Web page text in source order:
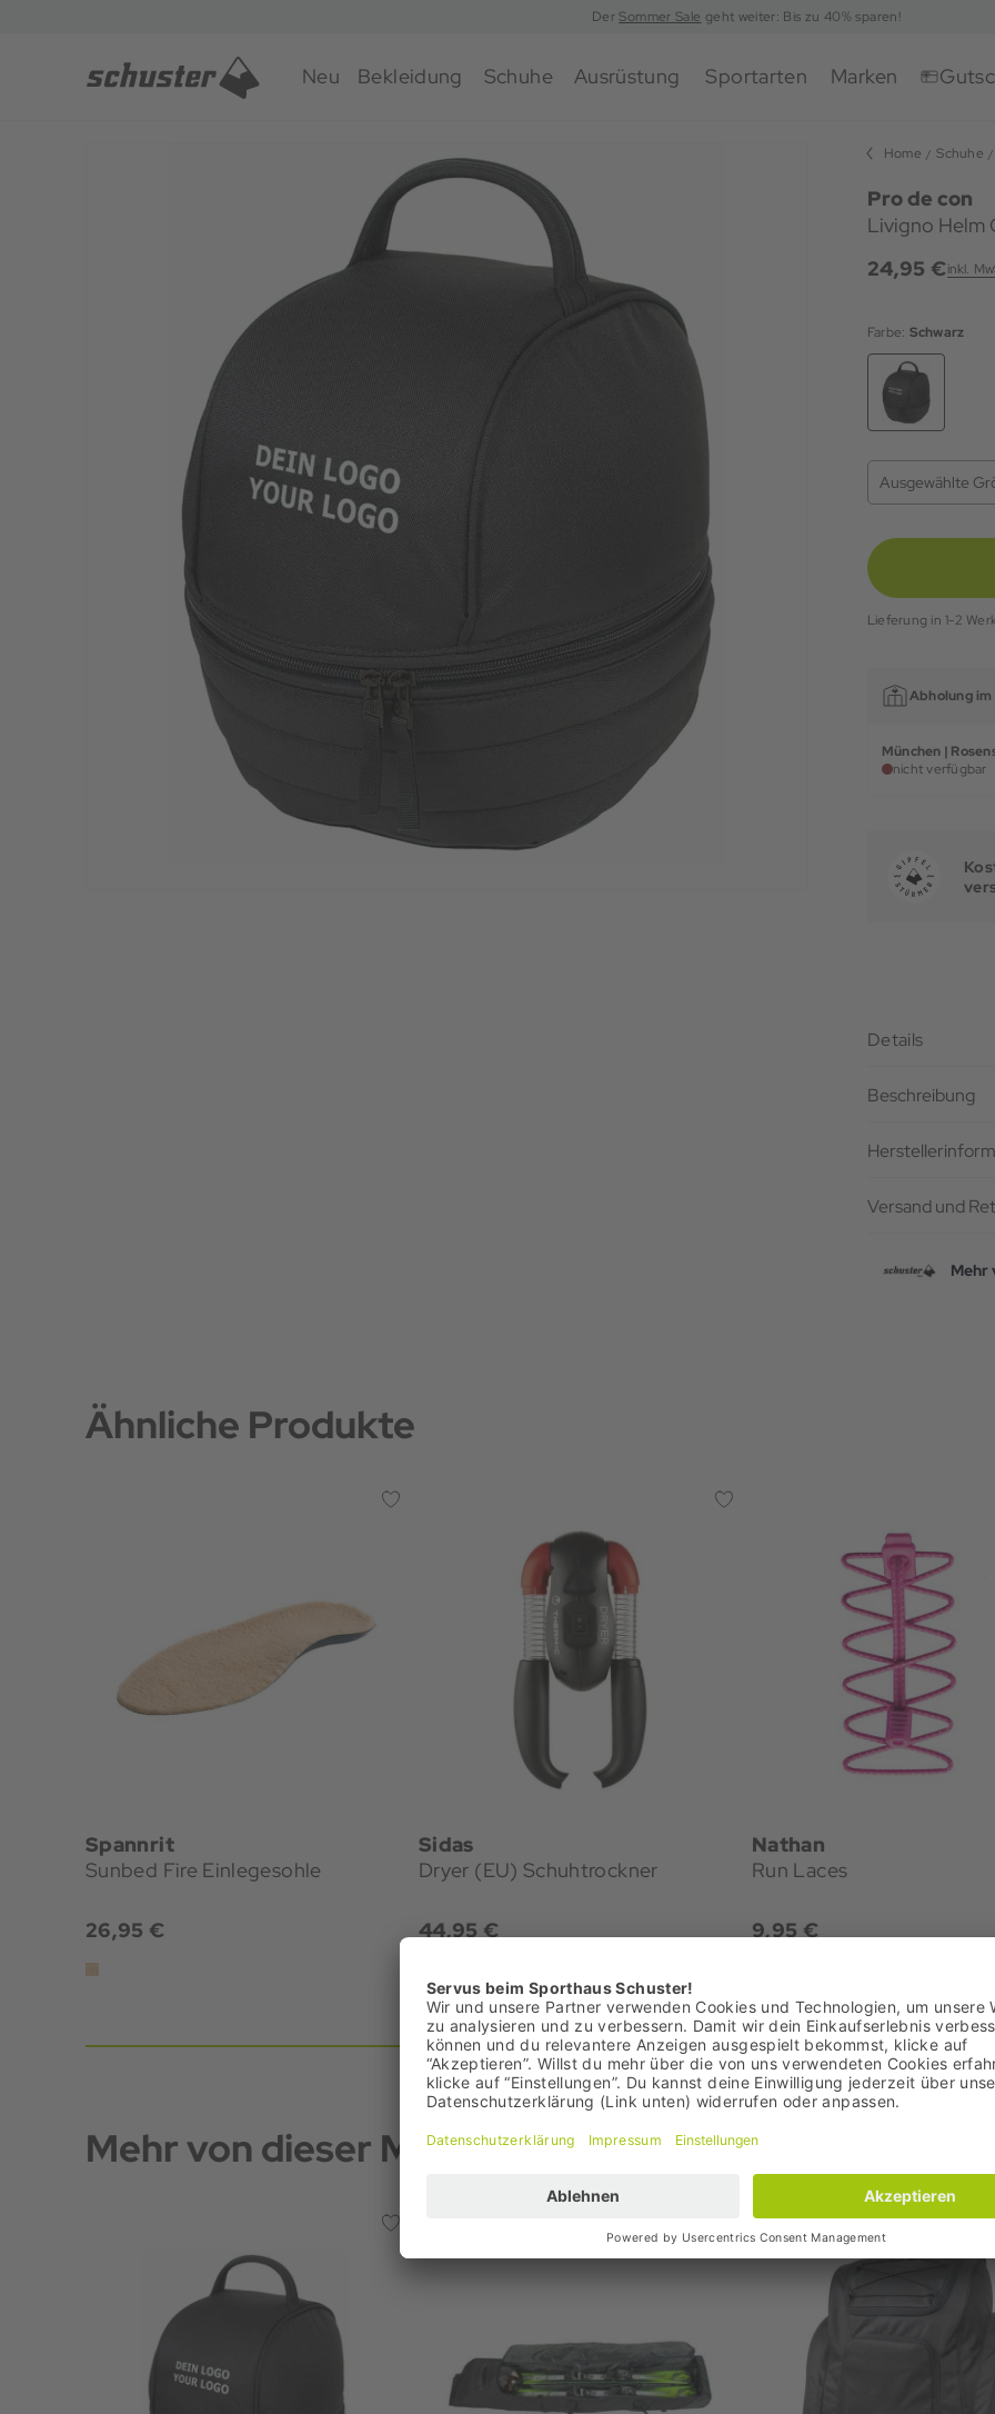
DerSommer Sale geht weiter: Bis zu 40% sparen!
Neu Bekleidung Schuhe Ausrüstung Sportarten Marken
Home Schuhe
Pro de con
Livigno Helm
24,95 €inkl.
Farbe: Schwarz
Ausgewählte
Lieferung in 1-2
Abholung im
München |
nicht verfügbar
Details
Beschreibung
Versand und
Mehr
Ähnliche Produkte
Spannrit
Sunbed Fire Einlegesohle
26,95 €
Sidas
Dryer (EU) Schuhtrockner
44,95 €
Nathan
Run Laces
9,95 €
Mehr von dieser Marke